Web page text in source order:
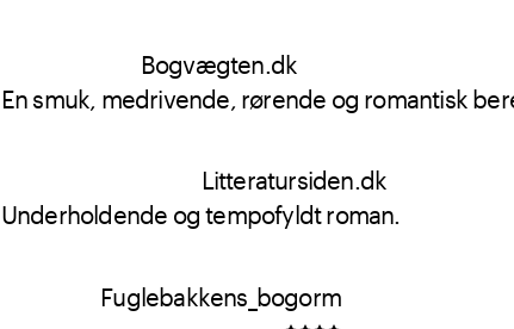
Bogvægten.dk
En smuk, medrivende, rørende og romantisk
Litteratursiden.dk
Underholdende og tempofyldt roman.
Fuglebakkens_bogorm